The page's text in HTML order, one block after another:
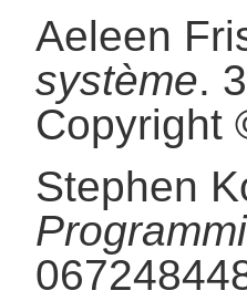
Aeleen
système.
Copyright
Stephen